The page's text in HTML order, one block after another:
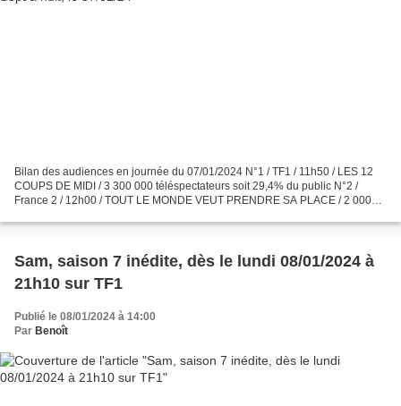
Bilan des audiences en journée du 07/01/2024 N°1 / TF1 / 11h50 / LES 12
COUPS DE MIDI / 3 300 000 téléspectateurs soit 29,4% du public N°2 /
France 2 / 12h00 / TOUT LE MONDE VEUT PRENDRE SA PLACE / 2 000
Sam, saison 7 inédite, dès le lundi 08/01/2024 à
21h10 sur TF1
Publié le 08/01/2024 à 14:00
Par Benoît